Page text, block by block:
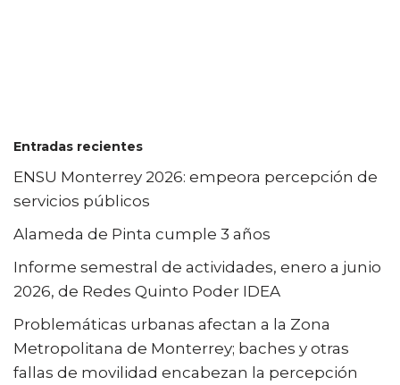
Entradas recientes
ENSU Monterrey 2026: empeora percepción de
servicios públicos
Alameda de Pinta cumple 3 años
Informe semestral de actividades, enero a junio
2026, de Redes Quinto Poder IDEA
Problemáticas urbanas afectan a la Zona
Metropolitana de Monterrey; baches y otras
fallas de movilidad encabezan la percepción